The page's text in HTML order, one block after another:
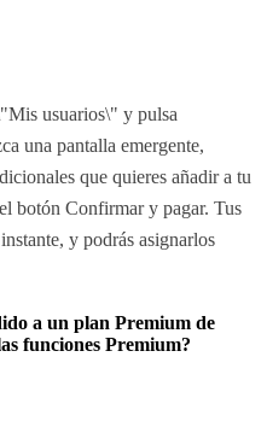
usuarios\" y pulsa
una pantalla emergente,
que quieres añadir a tu
botón Confirmar y pagar. Tus
y podrás asignarlos
a un plan Premium de
funciones Premium?